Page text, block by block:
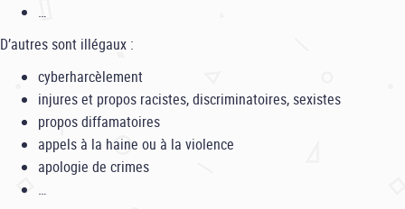
…
D’autres sont illégaux :
cyberharcèlement
injures et propos racistes, discriminatoires, sexistes
propos diffamatoires
appels à la haine ou à la violence
apologie de crimes
…